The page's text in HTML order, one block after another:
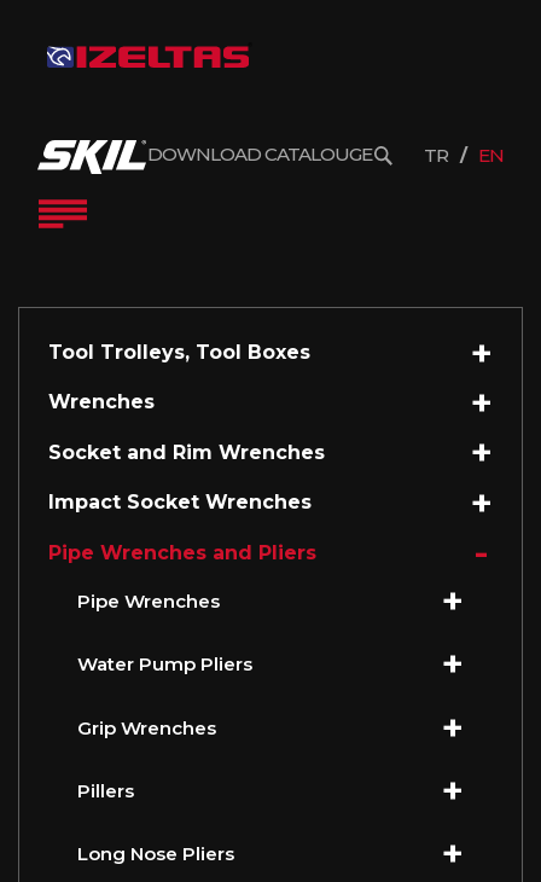
DOWNLOAD CATALOUGE TR EN
Tool Trolleys, Tool Boxes
Wrenches
Socket and Rim Wrenches
Impact Socket Wrenches
Pipe Wrenches and Pliers
Pipe Wrenches
Water Pump Pliers
Grip Wrenches
Pillers
Long Nose Pliers